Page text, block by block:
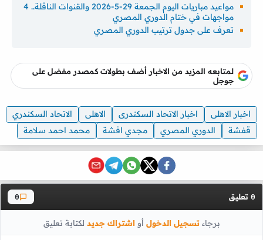
مواعيد مباريات اليوم الجمعة 29-5-2026 والقنوات الناقلة.. 4
مواجهات في ختام الدوري المصري
تعرف على جدول ترتيب الدوري المصري
لمتابعه المزيد من الاخبار أضف بطولات كمصدر مفضل على
جوجل
اخبار الاهلى اخبار الاتحاد السكندرى الاهلى
الاتحاد السكندري
قفشة
الدوري المصري مجدي افشة محمد احمد سلامة
0 تعليق 0
برجاءتسجيل الدخول أواشتراك جديد لكتابة تعليق